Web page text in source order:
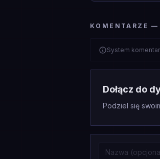
KOMENTARZE —
System
Dołącz do
Podziel się